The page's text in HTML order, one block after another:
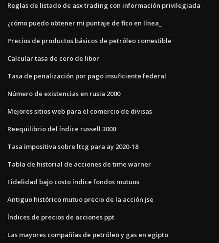
Reglas de listado de asx trading con información privilegiada
¿cómo puedo obtener mi puntaje de fico en línea_
Precios de productos básicos de petróleo comestible
Calcular tasa de cero de libor
Tasa de penalización por pago insuficiente federal
Número de existencias en rusia 2000
Mejores sitios web para el comercio de divisas
Reequilibrio del índice russell 3000
Tasa impositiva sobre ltcg para ay 2020-18
Tabla de historial de acciones de time warner
Fidelidad bajo costo índice fondos mutuos
Antiguo histórico mutuo precio de la acción jse
Índices de precios de acciones ppt
Las mayores compañías de petróleo y gas en egipto